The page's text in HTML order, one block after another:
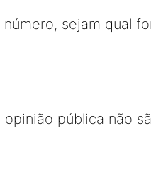
sejam qual
pública não